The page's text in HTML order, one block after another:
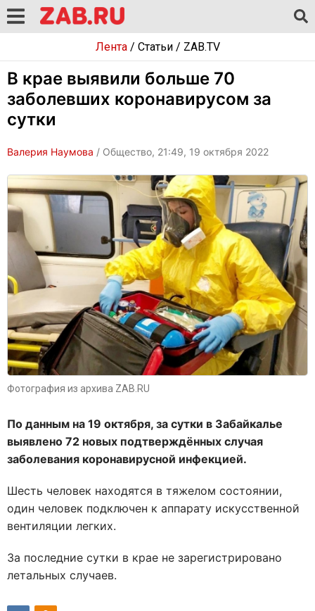
Лента/ Статьи/ ZAB.TV
В крае выявили больше 70
заболевших коронавирусом за
сутки
Валерия Наумова / Общество, 21:49, 19 октября 2022
Фотография из архива ZAB.RU
По данным на 19 октября, за сутки в Забайкалье
выявлено 72 новых подтверждённых случая
заболевания коронавирусной инфекцией.
Шесть человек находятся в тяжелом состоянии,
один человек подключен к аппарату искусственной
вентиляции легких.
За последние сутки в крае не зарегистрировано
летальных случаев.